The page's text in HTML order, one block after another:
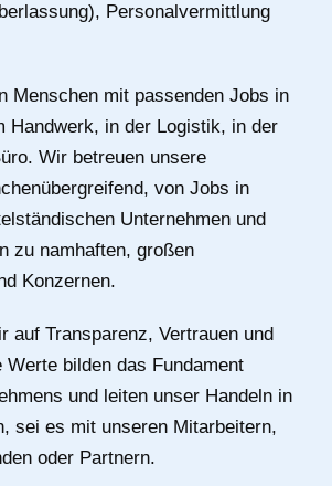
Personalvermittlung
Menschen mit passenden Jobs in
Handwerk, in der Logistik, in der
Wir betreuen unsere
von Jobs in
Unternehmen und
zu namhaften, großen
Konzernen.
auf Transparenz, Vertrauen und
Werte bilden das Fundament
und leiten unser Handeln in
sei es mit unseren Mitarbeitern,
oder Partnern.